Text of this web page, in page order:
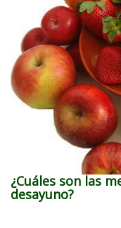
¿Cuáles son las
desayuno?